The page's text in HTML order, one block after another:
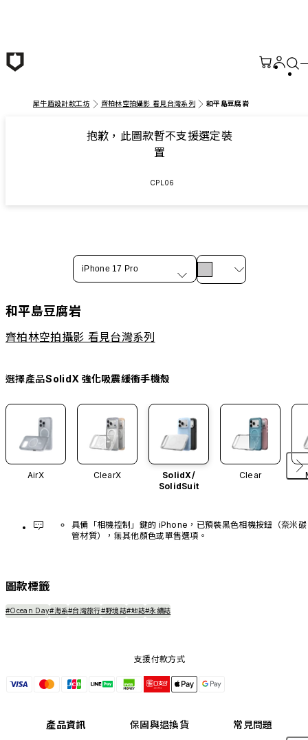
犀牛盾設計款工坊 齊柏林空拍攝影 看見台灣系列 和平島豆腐岩
抱歉，此圖款暫不支援選定裝
置
CPL06
iPhone 17 Pro
和平島豆腐岩
齊柏林空拍攝影 看見台灣系列
選擇產品SolidX 強化吸震緩衝手機殼
AirX ClearX
SolidX/
SolidSuit
Clear
具備「相機控制」鍵的 iPhone，已預裝黑色相機按鈕（奈米碳
管材質），無其他顏色或單售選項。
圖款標籤
#Ocean Day#海系#台灣旅行#野境誌#地誌#永續誌
支援付款方式
產品資訊 保固與退換貨 常見問題